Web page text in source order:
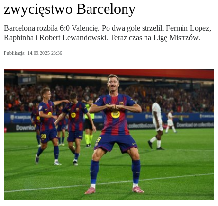
zwycięstwo Barcelony
Barcelona rozbiła 6:0 Valencię. Po dwa gole strzelili Fermin Lopez,
Raphinha i Robert Lewandowski. Teraz czas na Ligę Mistrzów.
Publikacja: 14.09.2025 23:36